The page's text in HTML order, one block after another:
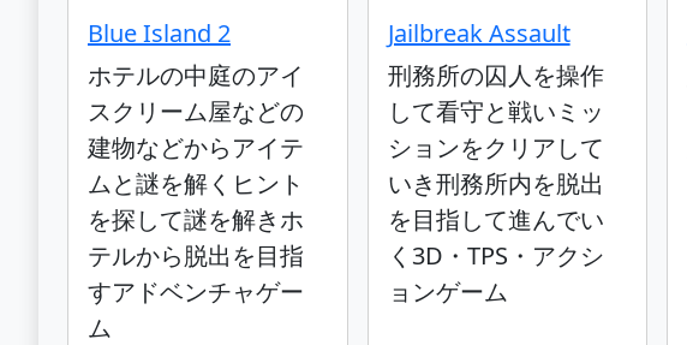
Blue Island 2
ホテルの中庭のアイ
スクリーム屋などの
建物などからアイテ
ムと謎を解くヒント
を探して謎を解きホ
テルから脱出を目指
すアドベンチャゲー
ム
Jailbreak Assault
刑務所の囚人を操作
して看守と戦いミッ
ションをクリアして
いき刑務所内を脱出
を目指して進んでい
く3D・TPS・アクシ
ョンゲーム